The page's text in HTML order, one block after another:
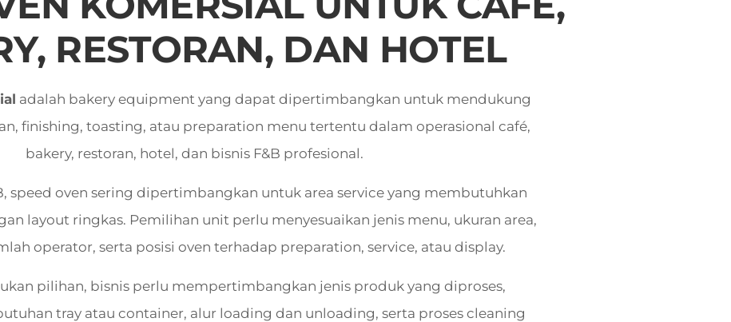
RESTORAN, DAN HOTEL
adalah bakery equipment yang dapat dipertimbangkan untuk mendukung
finishing, toasting, atau preparation menu tertentu dalam operasional café,
bakery, restoran, hotel, dan bisnis F&B profesional.
speed oven sering dipertimbangkan untuk area service yang membutuhkan
layout ringkas. Pemilihan unit perlu menyesuaikan jenis menu, ukuran area,
operator, serta posisi oven terhadap preparation, service, atau display.
pilihan, bisnis perlu mempertimbangkan jenis produk yang diproses,
tray atau container, alur loading dan unloading, serta proses cleaning